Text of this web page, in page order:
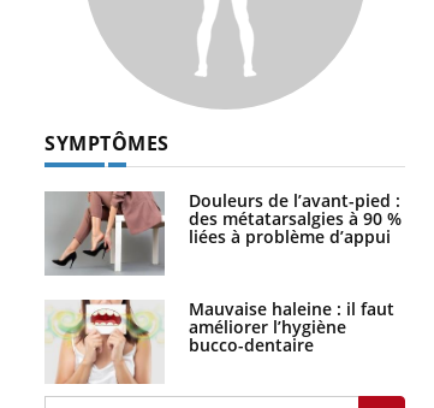
SYMPTÔMES
Douleurs de l’avant-pied :
des métatarsalgies à 90 %
liées à problème d’appui
Mauvaise haleine : il faut
améliorer l’hygiène
bucco-dentaire